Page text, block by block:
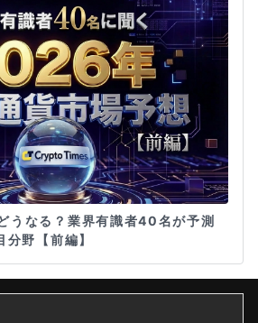
うなる？業界有識者40名が予測
野【前編】